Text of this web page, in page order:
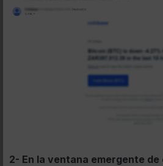
2- En la ventana emergente